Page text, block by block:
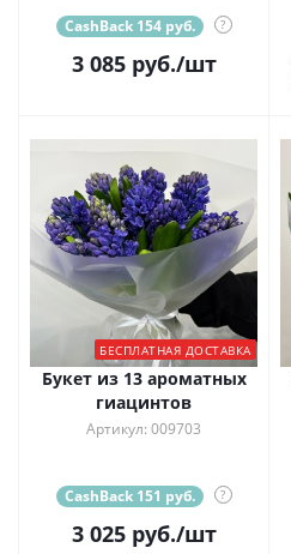
CashBack 154 руб. ?
3 085руб./шт
БЕСПЛАТНАЯ ДОСТАВКА
Букет из 13 ароматных
гиацинтов
Артикул: 009703
CashBack 151 руб. ?
3 025руб./шт